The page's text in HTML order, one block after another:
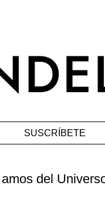
SUSCRÍBETE
del